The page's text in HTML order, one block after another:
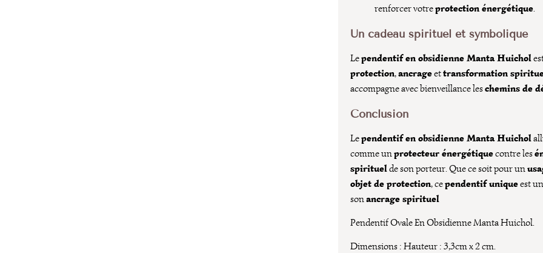
renforcer votreprotection énergétique.
Un cadeau spirituel et symbolique
Lependentif en obsidienne Manta Huichol
protection,ancrageettransformation
accompagne avec bienveillance leschemins de
Conclusion
Lependentif en obsidienne Manta Huichol
comme unprotecteur énergétiquecontre les
spirituelde son porteur. Que ce soit pour un
objet de protection, cependentif uniqueest un
sonancrage spirituel
Pendentif Ovale En Obsidienne Manta Huichol.
Dimensions : Hauteur : 3,3cm x 2 cm.